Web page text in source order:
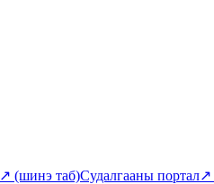
↗ (шинэ таб)Судалгааны портал↗